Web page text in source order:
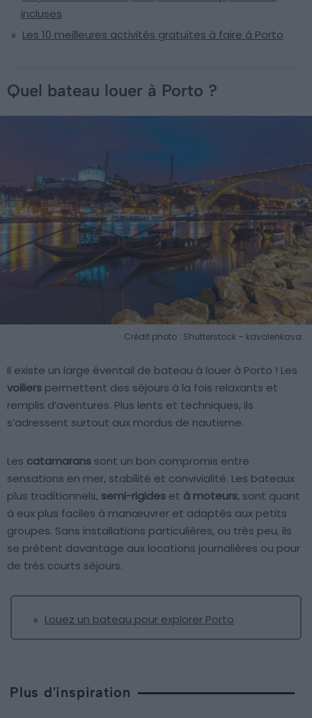
incluses
Les 10 meilleures activités gratuites à faire à Porto
Quel bateau louer à Porto ?
Crédit photo : Shutterstock – kavalenkava
Il existe un large éventail de bateau à louer à Porto ! Les
voiliers permettent des séjours à la fois relaxants et
remplis d’aventures. Plus lents et techniques, ils
s’adressent surtout aux mordus de nautisme.
Les catamarans sont un bon compromis entre
sensations en mer, stabilité et convivialité. Les bateaux
plus traditionnels, semi-rigides et à moteurs, sont quant
à eux plus faciles à manœuvrer et adaptés aux petits
groupes. Sans installations particulières, ou très peu, ils
se prêtent davantage aux locations journalières ou pour
de très courts séjours.
Louez un bateau pour explorer Porto
Plus d'inspiration